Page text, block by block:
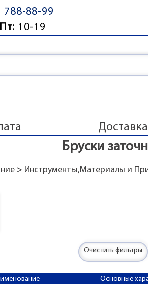
788-88-99
10-19
Доставка
Бруски
> Инструменты,Материалы и
Очистить фильтры
Основные